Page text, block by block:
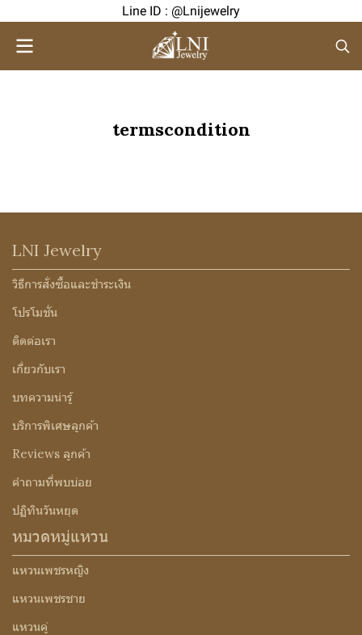
Line ID : @Lnijewelry
termscondition
LNI Jewelry
วิธีการสั่งซื้อและชำระเงิน
โปรโมชั่น
ติดต่อเรา
เกี่ยวกับเรา
บทความน่ารู้
บริการพิเศษลูกค้า
Reviews ลูกค้า
คำถามที่พบบ่อย
ปฏิทินวันหยุด
หมวดหมู่แหวน
แหวนเพชรหญิง
แหวนเพชรชาย
แหวนคู่